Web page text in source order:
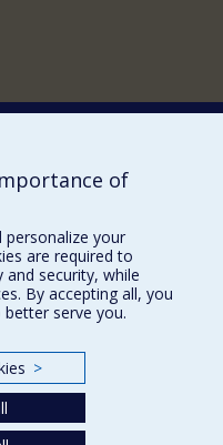
of
personalize your
are required to
and security, while
By accepting all, you
serve you.
>